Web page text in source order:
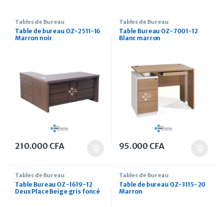
Tables de Bureau
Table de bureau OZ-2511-16
Marron noir
210.000 CFA
Tables de Bureau
Table Bureau OZ-7001-12
Blanc marron
95.000 CFA
Tables de Bureau
Table Bureau OZ-1619-12
Deux Place Beige gris foncé
Tables de Bureau
Table de bureau OZ-3115-20
Marron